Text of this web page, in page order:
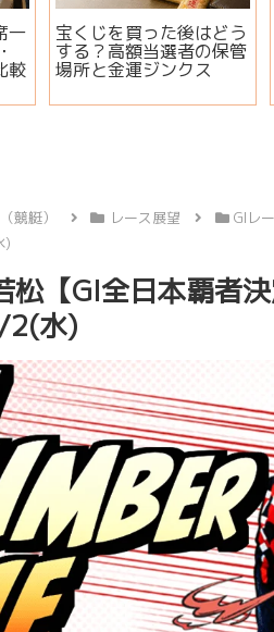
一
較
宝くじを買った後はどう
する？高額当選者の保管
場所と金運ジンクス
競艇） レース展望 GIレ
)
松【GI全日本覇者
水)